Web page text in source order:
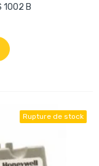
1002 B
Rupture de stock